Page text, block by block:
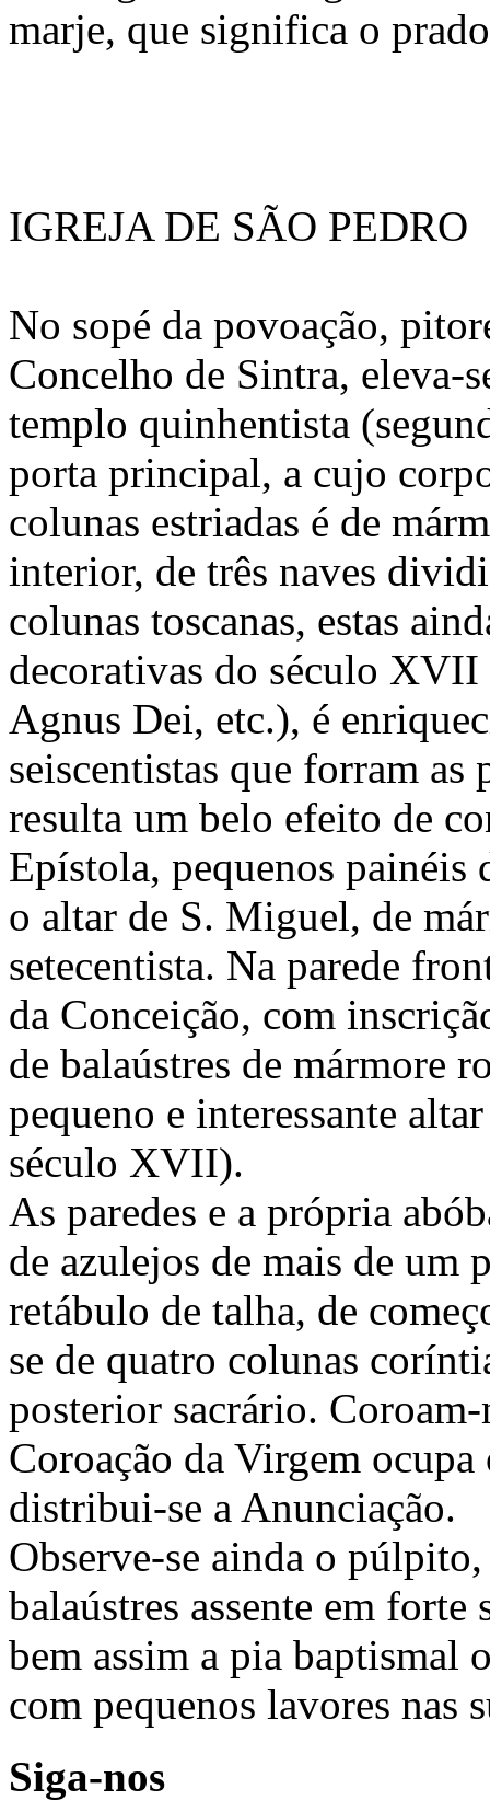
marje, que significa o
IGREJA DE SÃO PEDRO
No sopé da povoação,
Concelho de Sintra, eleva-
templo quinhentista
porta principal, a cujo
colunas estriadas é de
interior, de três naves
colunas toscanas, estas
decorativas do século XVII
Agnus Dei, etc.), é
seiscentistas que forram as
resulta um belo efeito de
Epístola, pequenos painéis
o altar de S. Miguel, de
setecentista. Na parede
da Conceição, com
de balaústres de mármore
pequeno e interessante
século XVII).
As paredes e a própria
de azulejos de mais de
retábulo de talha, de
se de quatro colunas
posterior sacrário.
Coroação da Virgem
distribui-se a Anunciação.
Observe-se ainda o
balaústres assente em
bem assim a pia baptismal
com pequenos lavores nas
Siga-nos